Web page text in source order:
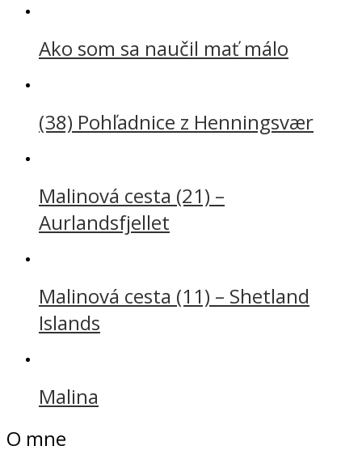
Ako som sa naučil mať málo
(38) Pohľadnice z Henningsvær
Malinová cesta (21) –
Aurlandsfjellet
Malinová cesta (11) – Shetland
Islands
Malina
O mne